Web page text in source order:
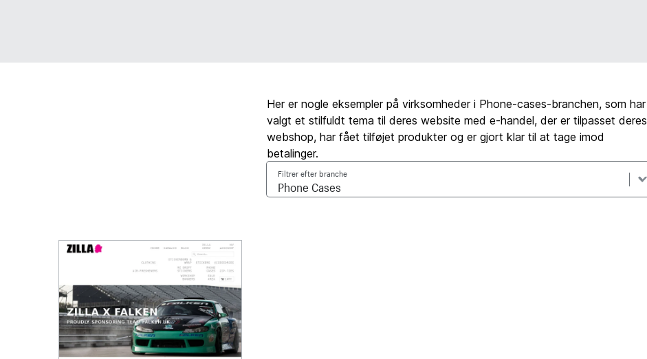
Her er nogle eksempler på virksomheder i Phone-cases-branchen, som har
valgt et stilfuldt tema til deres website med e-handel, der er tilpasset deres
webshop, har fået tilføjet produkter og er gjort klar til at tage imod
betalinger.
Filtrer efter branche